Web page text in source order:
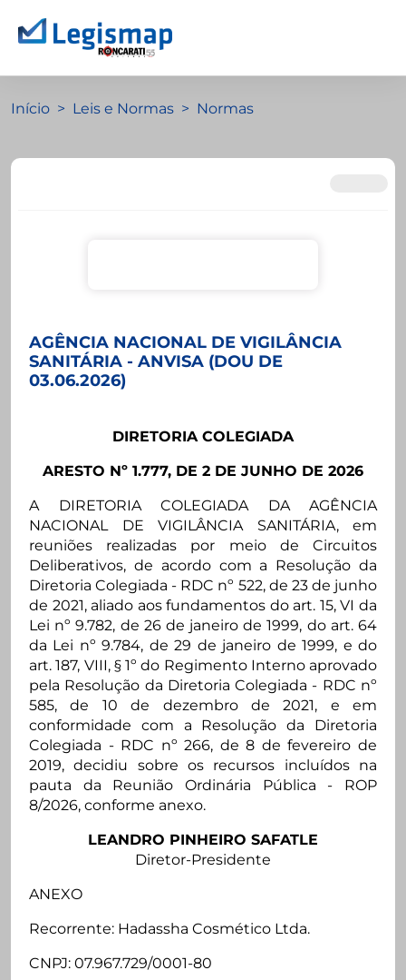
Início Leis e Normas Normas
AGÊNCIA NACIONAL DE VIGILÂNCIA
SANITÁRIA - ANVISA (DOU DE
03.06.2026)
DIRETORIA COLEGIADA
ARESTO Nº 1.777, DE 2 DE JUNHO DE 2026
A DIRETORIA COLEGIADA DA AGÊNCIA
NACIONAL DE VIGILÂNCIA SANITÁRIA, em
reuniões realizadas por meio de Circuitos
Deliberativos, de acordo com a Resolução da
Diretoria Colegiada - RDC nº 522, de 23 de junho
de 2021, aliado aos fundamentos do art. 15, VI da
Lei nº 9.782, de 26 de janeiro de 1999, do art. 64
da Lei nº 9.784, de 29 de janeiro de 1999, e do
art. 187, VIII, § 1º do Regimento Interno aprovado
pela Resolução da Diretoria Colegiada - RDC nº
585, de 10 de dezembro de 2021, e em
conformidade com a Resolução da Diretoria
Colegiada - RDC nº 266, de 8 de fevereiro de
2019, decidiu sobre os recursos incluídos na
pauta da Reunião Ordinária Pública - ROP
8/2026, conforme anexo.
LEANDRO PINHEIRO SAFATLE
Diretor-Presidente
ANEXO
Recorrente: Hadassha Cosmético Ltda.
CNPJ: 07.967.729/0001-80